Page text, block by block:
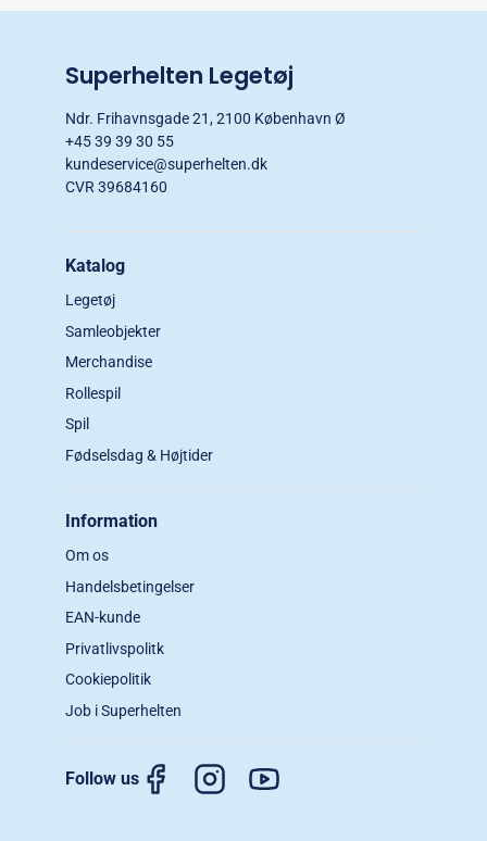
Superhelten Legetøj
Ndr. Frihavnsgade 21, 2100 København Ø
+45 39 39 30 55
kundeservice@superhelten.dk
CVR 39684160
Katalog
Legetøj
Samleobjekter
Merchandise
Rollespil
Spil
Fødselsdag & Højtider
Information
Om os
Handelsbetingelser
EAN-kunde
Privatlivspolitk
Cookiepolitik
Job i Superhelten
Follow us